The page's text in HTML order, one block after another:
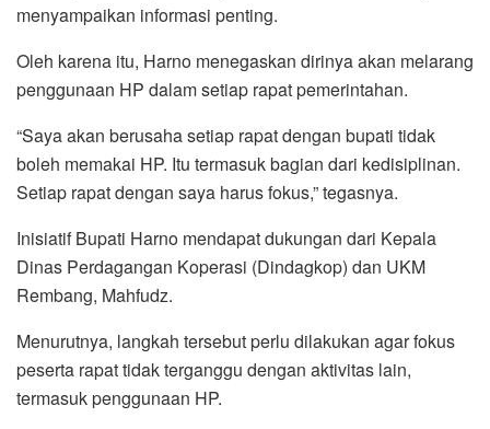
menyampaikan informasi penting.
Oleh karena itu, Harno menegaskan dirinya akan melarang
penggunaan HP dalam setiap rapat pemerintahan.
“Saya akan berusaha setiap rapat dengan bupati tidak
boleh memakai HP. Itu termasuk bagian dari kedisiplinan.
Setiap rapat dengan saya harus fokus,” tegasnya.
Inisiatif Bupati Harno mendapat dukungan dari Kepala
Dinas Perdagangan Koperasi (Dindagkop) dan UKM
Rembang, Mahfudz.
Menurutnya, langkah tersebut perlu dilakukan agar fokus
peserta rapat tidak terganggu dengan aktivitas lain,
termasuk penggunaan HP.